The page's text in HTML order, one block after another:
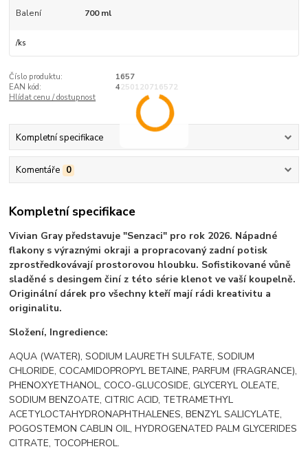
Balení
700 ml
/ks
Číslo produktu:
1657
EAN kód:
4250120716572
Hlídat cenu / dostupnost
Kompletní specifikace
Komentáře 0
Kompletní specifikace
Vivian Gray představuje "Senzaci" pro rok 2026. Nápadné
flakony s výraznými okraji a propracovaný zadní potisk
zprostředkovávají prostorovou hloubku. Sofistikované vůně
sladěné s desingem činí z této série klenot ve vaší koupelně.
Originální dárek pro všechny kteří mají rádi kreativitu a
originalitu.
Složení, Ingredience:
AQUA (WATER), SODIUM LAURETH SULFATE, SODIUM
CHLORIDE, COCAMIDOPROPYL BETAINE, PARFUM (FRAGRANCE),
PHENOXYETHANOL, COCO-GLUCOSIDE, GLYCERYL OLEATE,
SODIUM BENZOATE, CITRIC ACID, TETRAMETHYL
ACETYLOCTAHYDRONAPHTHALENES, BENZYL SALICYLATE,
POGOSTEMON CABLIN OIL, HYDROGENATED PALM GLYCERIDES
CITRATE, TOCOPHEROL.